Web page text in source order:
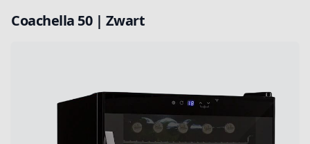
Coachella 50 | Zwart